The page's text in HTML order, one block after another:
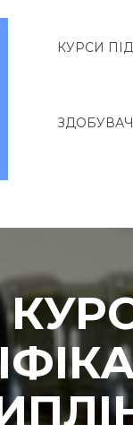
КУРСИ